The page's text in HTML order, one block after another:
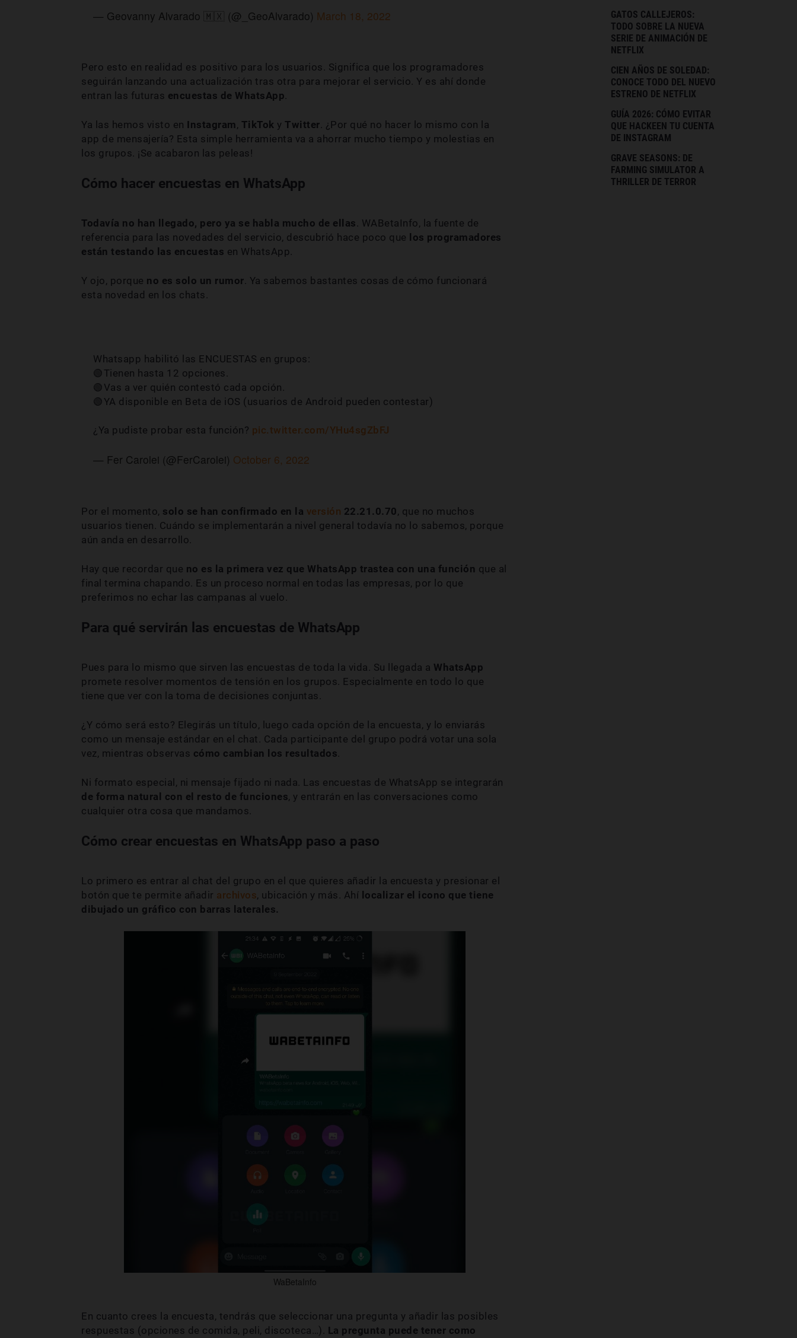
— Geovanny Alvarado 🇲🇽 (@_GeoAlvarado) March 18, 2022
Pero esto en realidad es positivo para los usuarios. Significa que los programadores
seguirán lanzando una actualización tras otra para mejorar el servicio. Y es ahí donde
entran las futuras encuestas de WhatsApp.
Ya las hemos visto en Instagram, TikTok y Twitter. ¿Por qué no hacer lo mismo con la
app de mensajería? Esta simple herramienta va a ahorrar mucho tiempo y molestias en
los grupos. ¡Se acabaron las peleas!
Cómo hacer encuestas en WhatsApp
Todavía no han llegado, pero ya se habla mucho de ellas . WABetaInfo, la fuente de
referencia para las novedades del servicio, descubrió hace poco que
los programadores
están testando las encuestas en WhatsApp.
Y ojo, porque no es solo un rumor. Ya sabemos bastantes cosas de cómo funcionará
esta novedad en los chats.
Whatsapp habilitó las ENCUESTAS en grupos:
🟢Tienen hasta 12 opciones.
🟢Vas a ver quién contestó cada opción.
🟢YA disponible en Beta de iOS (usuarios de Android pueden contestar)
¿Ya pudiste probar esta función? pic.twitter.com/YHu4sgZbFJ
— Fer Carolei (@FerCarolei) October 6, 2022
Por el momento, solo se han confirmado en la versión 22.21.0.70, que no muchos
usuarios tienen. Cuándo se implementarán a nivel general todavía no lo sabemos, porque
aún anda en desarrollo.
Hay que recordar que no es la primera vez que WhatsApp trastea con una función que al
final termina chapando. Es un proceso normal en todas las empresas, por lo que
preferimos no echar las campanas al vuelo.
Para qué servirán las encuestas de WhatsApp
Pues para lo mismo que sirven las encuestas de toda la vida. Su llegada a WhatsApp
promete resolver momentos de tensión en los grupos. Especialmente en todo lo que
tiene que ver con la toma de decisiones conjuntas.
¿Y cómo será esto? Elegirás un título, luego cada opción de la encuesta, y lo enviarás
como un mensaje estándar en el chat. Cada participante del grupo podrá votar una sola
vez, mientras observas cómo cambian los resultados
Ni formato especial, ni mensaje fijado ni nada. Las encuestas de WhatsApp se integrarán
de forma natural con el resto de funciones, y entrarán en las conversaciones como
cualquier otra cosa que mandamos.
Cómo crear encuestas en WhatsApp paso a paso
Lo primero es entrar al chat del grupo en el que quieres añadir la encuesta y presionar el
botón que te permite añadir archivos, ubicación y más. Ahí localizar el icono que tiene
dibujado un gráfico con barras laterales.
WaBetaInfo
En cuanto crees la encuesta, tendrás que seleccionar una pregunta y añadir las posibles
respuestas (opciones de comida, peli, discoteca…). La pregunta puede tener como
GATOS CALLEJEROS:
TODO SOBRE LA NUEVA
SERIE DE ANIMACIÓN DE
NETFLIX
CIEN AÑOS DE SOLEDAD:
CONOCE TODO DEL NUEVO
ESTRENO DE NETFLIX
GUÍA 2026: CÓMO EVITAR
QUE HACKEEN TU CUENTA
DE INSTAGRAM
GRAVE SEASONS: DE
FARMING SIMULATOR A
THRILLER DE TERROR